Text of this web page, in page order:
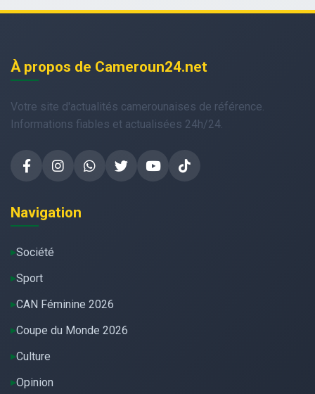
À propos de Cameroun24.net
Votre site d'actualités camerounaises de référence.
Informations fiables et actualisées 24h/24.
Navigation
Société
Sport
CAN Féminine 2026
Coupe du Monde 2026
Culture
Opinion